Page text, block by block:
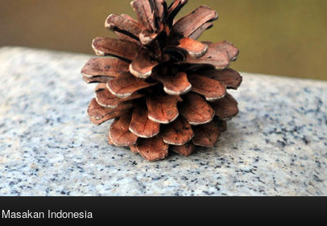
Masakan Indonesia